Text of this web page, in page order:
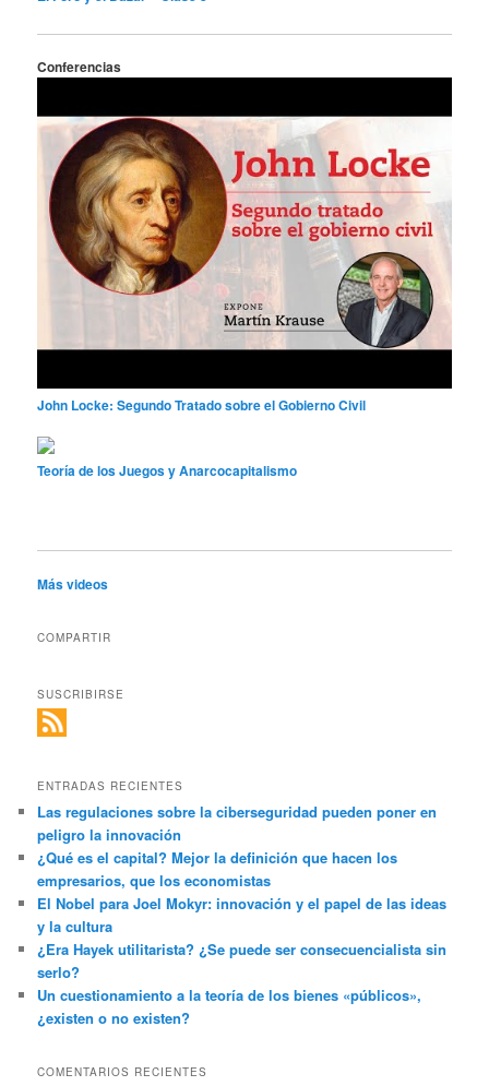
Conferencias
John Locke: Segundo Tratado sobre el Gobierno Civil
Teoría de los Juegos y Anarcocapitalismo
Más videos
COMPARTIR
SUSCRIBIRSE
ENTRADAS RECIENTES
Las regulaciones sobre la ciberseguridad pueden poner en
peligro la innovación
¿Qué es el capital? Mejor la definición que hacen los
empresarios, que los economistas
El Nobel para Joel Mokyr: innovación y el papel de las ideas
y la cultura
¿Era Hayek utilitarista? ¿Se puede ser consecuencialista sin
serlo?
Un cuestionamiento a la teoría de los bienes «públicos»,
¿existen o no existen?
COMENTARIOS RECIENTES